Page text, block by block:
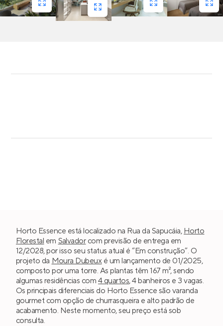
Horto Essence está localizado na Rua da Sapucáia, Horto
Florestal em Salvadorcom previsão de entrega em
12/2028, por isso seu status atual é “Em construção”. O
projeto da Moura Dubeuxé um lançamento de 01/2025,
composto por uma torre. As plantas têm 167 m², sendo
algumas residências com 4 quartos, 4 banheiros e 3 vagas.
Os principais diferenciais do Horto Essence são varanda
gourmet com opção de churrasqueira e alto padrão de
acabamento. Neste momento, seu preço está sob
consulta.